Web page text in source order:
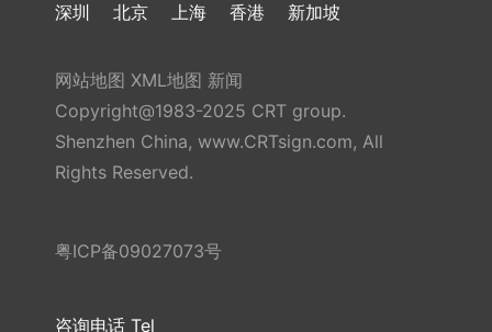
深圳 北京 上海 香港 新加坡
网站地图 XML地图 新闻
Copyright@1983-2025 CRT group.
Shenzhen China, www.CRTsign.com, All
Rights Reserved.
粤ICP备09027073号
咨询电话 Tel